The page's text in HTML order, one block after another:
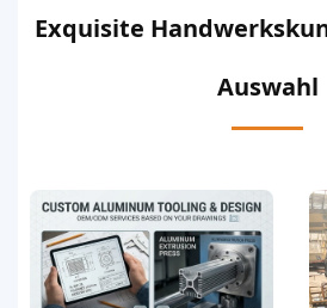
Exquisite
Auswahl